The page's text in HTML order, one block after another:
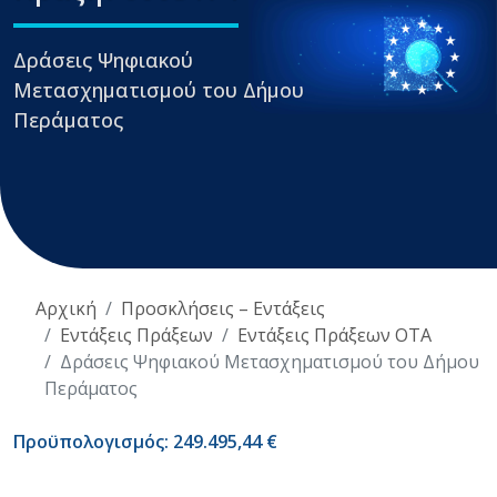
Δράσεις Ψηφιακού
Μετασχηματισμού του Δήμου
Περάματος
Αρχική
Προσκλήσεις – Εντάξεις
Εντάξεις Πράξεων
Εντάξεις Πράξεων ΟΤΑ
Δράσεις Ψηφιακού Μετασχηματισμού του Δήμου
Περάματος
Προϋπολογισμός: 249.495,44 €